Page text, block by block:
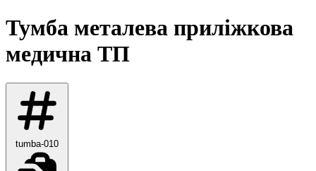
Тумба металева приліжкова
медична ТП
tumba-010